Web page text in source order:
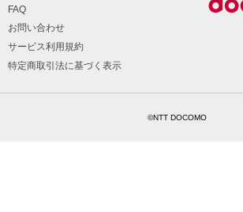
FAQ
お問い合わせ
サービス利用規約
特定商取引法に基づく表示
©NTT DOCOMO